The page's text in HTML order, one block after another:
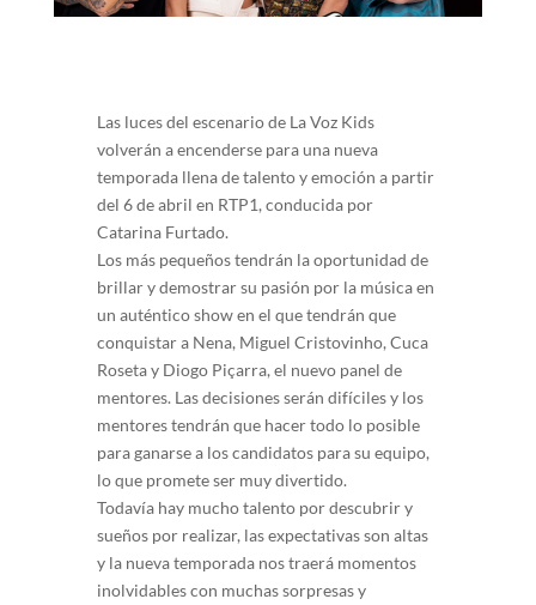
Las luces del escenario de La Voz Kids
volverán a encenderse para una nueva
temporada llena de talento y emoción a partir
del 6 de abril en RTP1, conducida por
Catarina Furtado.
Los más pequeños tendrán la oportunidad de
brillar y demostrar su pasión por la música en
un auténtico show en el que tendrán que
conquistar a Nena, Miguel Cristovinho, Cuca
Roseta y Diogo Piçarra, el nuevo panel de
mentores. Las decisiones serán difíciles y los
mentores tendrán que hacer todo lo posible
para ganarse a los candidatos para su equipo,
lo que promete ser muy divertido.
Todavía hay mucho talento por descubrir y
sueños por realizar, las expectativas son altas
y la nueva temporada nos traerá momentos
inolvidables con muchas sorpresas y